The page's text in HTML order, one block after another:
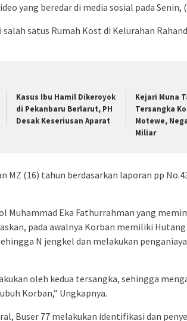
yang beredar di media sosial pada Senin,
satus Rumah Kost di Kelurahan
Kasus Ibu Hamil Dikeroyok
di Pekanbaru Berlarut, PH
Desak Keseriusan Aparat
Kejari Muna
Tersangka
Motewe,
Miliar
MZ (16) tahun berdasarkan laporan pp
Muhammad Eka Fathurrahman yang
pada awalnya Korban memiliki Hutang
N jengkel dan melakukan
oleh kedua tersangka, sehingga
Korban,” Ungkapnya.
Buser 77 melakukan identifikasi dan